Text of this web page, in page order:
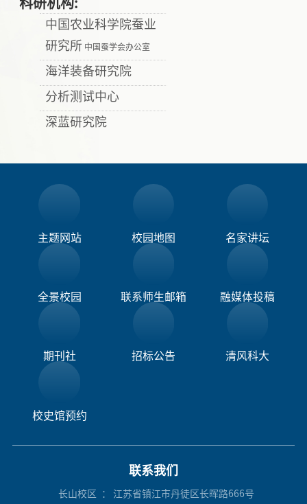
中国农业科学院蚕业
研究所 中国蚕学会办公室
海洋装备研究院
分析测试中心
深蓝研究院
主题网站 校园地图 名家讲坛
全景校园 联系师生邮箱 融媒体投稿​
期刊社 招标公告 清风科大
校史馆预约
联系我们
长山校区 ： 江苏省镇江市丹徒区长晖路666号